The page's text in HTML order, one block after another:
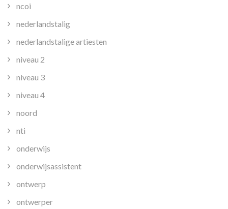
ncoi
nederlandstalig
nederlandstalige artiesten
niveau 2
niveau 3
niveau 4
noord
nti
onderwijs
onderwijsassistent
ontwerp
ontwerper